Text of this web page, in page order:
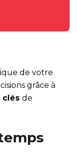
de votre
grâce à
clés de